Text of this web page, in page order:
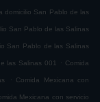
domicilio San Pablo de las
San Pablo de las Salinas
San Pablo de las Salinas
las Salinas 001 . Comida
. Comida Mexicana con
Mexicana con servicio